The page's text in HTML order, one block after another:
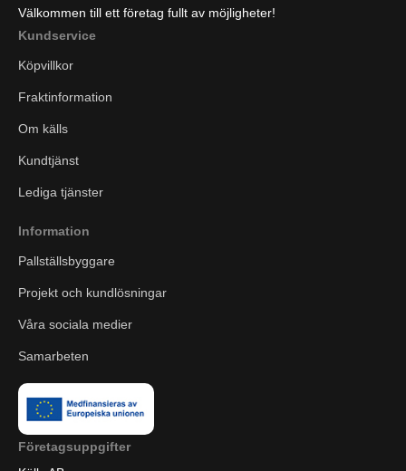
Välkommen till ett företag fullt av möjligheter!
Kundservice
Köpvillkor
Fraktinformation
Om källs
Kundtjänst
Lediga tjänster
Information
Pallställsbyggare
Projekt och kundlösningar
Våra sociala medier
Samarbeten
Företagsuppgifter